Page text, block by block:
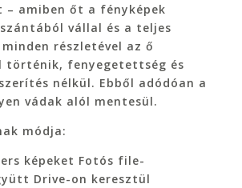
amiben őt a fényképek
vállal és a teljes
részletével az ő
történik, fenyegetettség és
nélkül. Ebből adódóan a
vádak alól mentesül.
módja:
képeket Fotós file-
Drive-on keresztül